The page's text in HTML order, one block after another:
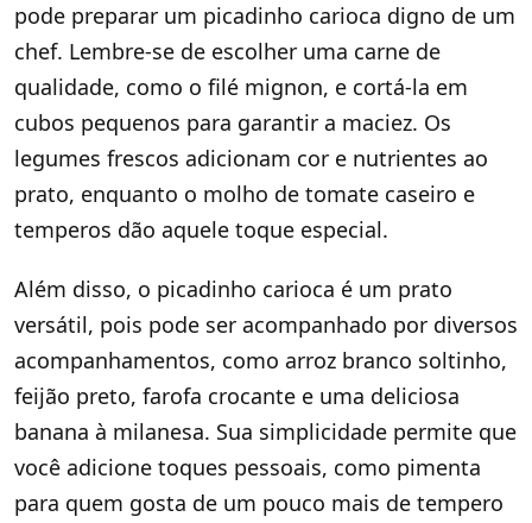
pode preparar um picadinho carioca digno de um
chef. Lembre-se de escolher uma carne de
qualidade, como o filé mignon, e cortá-la em
cubos pequenos para garantir a maciez. Os
legumes frescos adicionam cor e nutrientes ao
prato, enquanto o molho de tomate caseiro e
temperos dão aquele toque especial.
Além disso, o picadinho carioca é um prato
versátil, pois pode ser acompanhado por diversos
acompanhamentos, como arroz branco soltinho,
feijão preto, farofa crocante e uma deliciosa
banana à milanesa. Sua simplicidade permite que
você adicione toques pessoais, como pimenta
para quem gosta de um pouco mais de tempero